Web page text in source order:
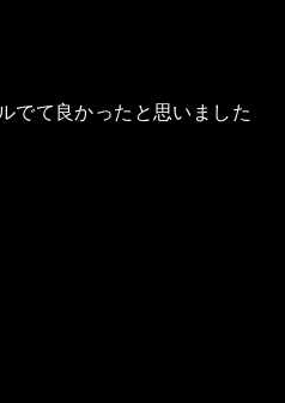
でて良かったと思いました